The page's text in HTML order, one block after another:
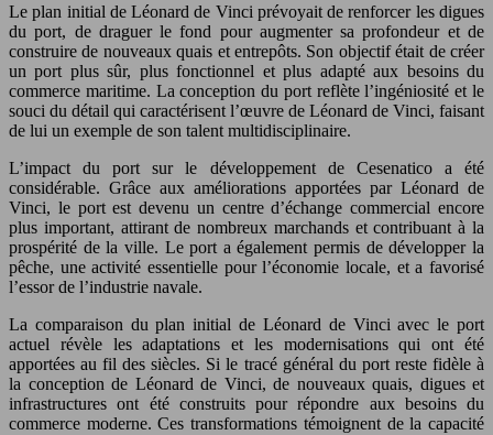
Le plan initial de Léonard de Vinci prévoyait de renforcer les digues
du port, de draguer le fond pour augmenter sa profondeur et de
construire de nouveaux quais et entrepôts. Son objectif était de créer
un port plus sûr, plus fonctionnel et plus adapté aux besoins du
commerce maritime. La conception du port reflète l’ingéniosité et le
souci du détail qui caractérisent l’œuvre de Léonard de Vinci, faisant
de lui un exemple de son talent multidisciplinaire.
L’impact du port sur le développement de Cesenatico a été
considérable. Grâce aux améliorations apportées par Léonard de
Vinci, le port est devenu un centre d’échange commercial encore
plus important, attirant de nombreux marchands et contribuant à la
prospérité de la ville. Le port a également permis de développer la
pêche, une activité essentielle pour l’économie locale, et a favorisé
l’essor de l’industrie navale.
La comparaison du plan initial de Léonard de Vinci avec le port
actuel révèle les adaptations et les modernisations qui ont été
apportées au fil des siècles. Si le tracé général du port reste fidèle à
la conception de Léonard de Vinci, de nouveaux quais, digues et
infrastructures ont été construits pour répondre aux besoins du
commerce moderne. Ces transformations témoignent de la capacité